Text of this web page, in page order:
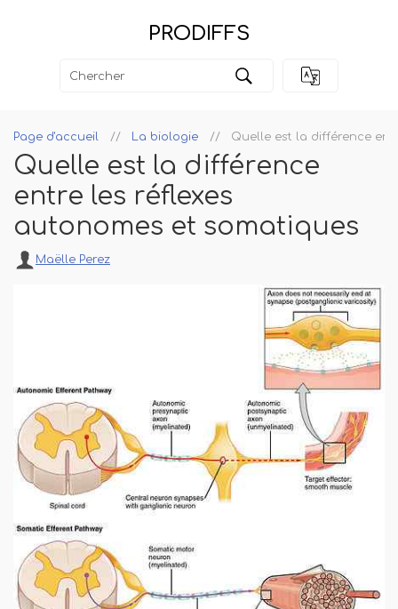
PRODIFFS
Page d'accueil La biologie Quelle est la différence
Quelle est la différence
entre les réflexes
autonomes et somatiques
Maëlle Perez